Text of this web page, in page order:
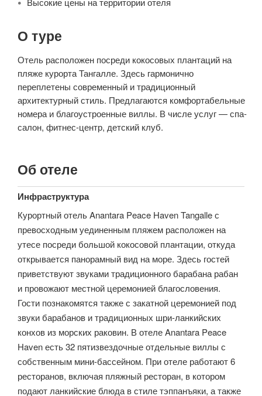
О туре
Отель расположен посреди кокосовых плантаций на
пляже курорта Тангалле. Здесь гармонично
переплетены современный и традиционный
архитектурный стиль. Предлагаются комфортабельные
номера и благоустроенные виллы. В числе услуг — спа-
салон, фитнес-центр, детский клуб.
Об отеле
Инфраструктура
Курортный отель Anantara Peace Haven Tangalle с
превосходным уединенным пляжем расположен на
утесе посреди большой кокосовой плантации, откуда
открывается панорамный вид на море. Здесь гостей
приветствуют звуками традиционного барабана рабан
и провожают местной церемонией благословения.
Гости познакомятся также с закатной церемонией под
звуки барабанов и традиционных шри-ланкийских
конхов из морских раковин. В отеле Anantara Peace
Haven есть 32 пятизвездочные отдельные виллы с
собственным мини-бассейном. При отеле работают 6
ресторанов, включая пляжный ресторан, в котором
подают ланкийские блюда в стиле тэппанъяки, а также